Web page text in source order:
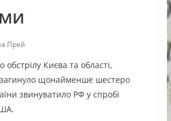
Прей
обстрілу Києва та області,
загинуло щонайменше шестеро
звинуватило РФ у спробі